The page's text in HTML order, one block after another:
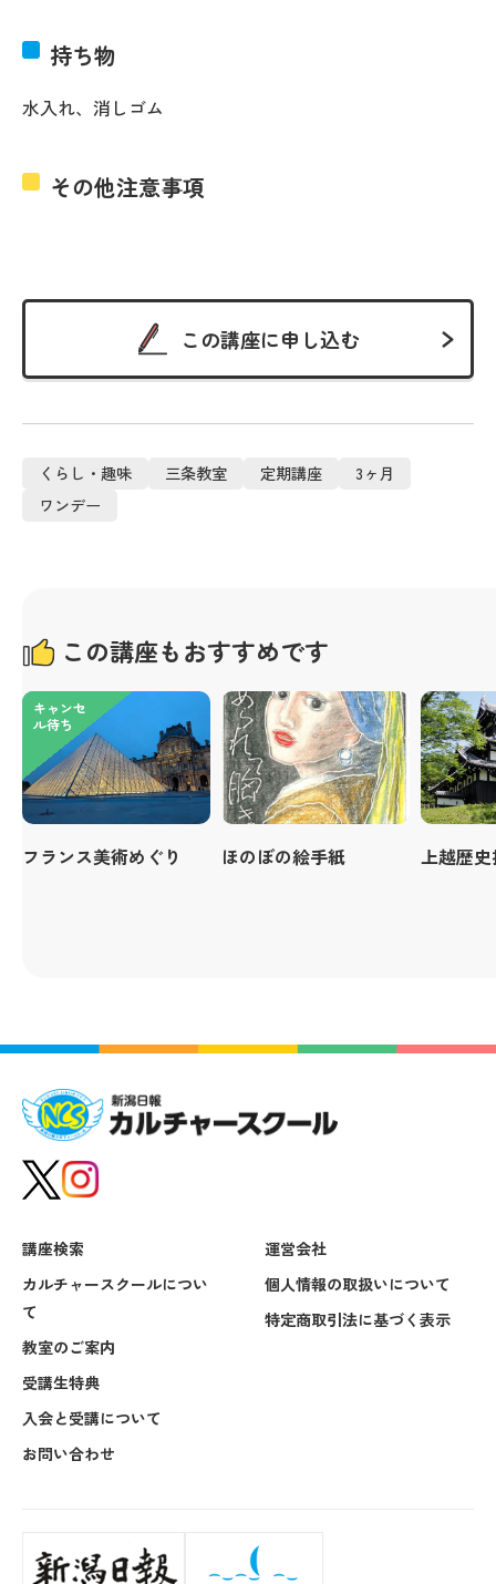
持ち物
水入れ、消しゴム
その他注意事項
この講座に申し込む
くらし・趣味 三条教室 定期講座
3ヶ月
ワンデー
この講座もおすすめです
キャンセ
ル待ち
フランス美術めぐり ほのぼの絵手紙 上越歴
講座検索
カルチャースクールについ
て
教室のご案内
受講生特典
入会と受講について
お問い合わせ
運営会社
個人情報の取扱いについて
特定商取引法に基づく表示